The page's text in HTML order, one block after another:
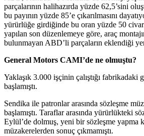
parçalarının halihazırda yüzde 62,5’sini
bu payının yüzde 85’e çıkarılmasını
yürürlüğe girdiğinde bu oran yüzde 50
yapılan son düzenlemeye göre, araç
bulunmayan ABD’li parçaların eklendiği
General Motors CAMI’de ne olmuştu?
Yaklaşık 3.000 işçinin çalıştığı fabrikadaki
başlamıştı.
Sendika ile patronlar arasında sözleşme
başlamıştı. Taraflar arasında yürürlükteki
Eylül’de dolmuş, yeni bir sözleşme yapma
müzakerelerden sonuç çıkmamıştı.